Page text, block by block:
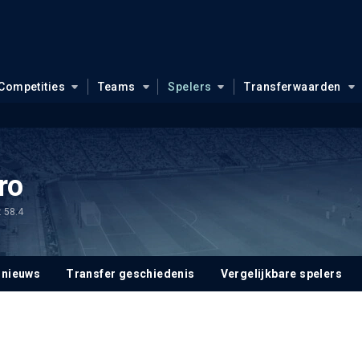
Teams Spelers Transferwaarden
58.4
Transfer geschiedenis Vergelijkbare spelers